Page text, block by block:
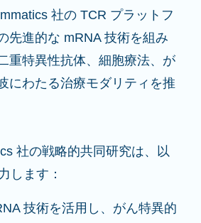
社の TCR プラットフ
先進的な mRNA 技術を組み
重特異性抗体、細胞療法、が
にわたる治療モダリティを推
社の戦略的共同研究は、以
します：
技術を活用し、がん特異的